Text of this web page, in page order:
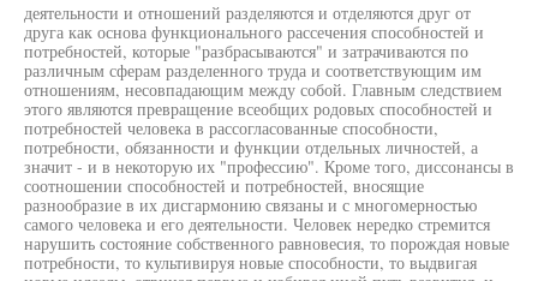
деятельности и отношений разделяются и отделяются друг от
друга как основа функционального рассечения способностей и
потребностей, которые "разбрасываются" и затрачиваются по
различным сферам разделенного труда и соответствующим им
отношениям, несовпадающим между собой. Главным следствием
этого являются превращение всеобщих родовых способностей и
потребностей человека в рассогласованные способности,
потребности, обязанности и функции отдельных личностей, а
значит - и в некоторую их "профессию". Кроме того, диссонансы в
соотношении способностей и потребностей, вносящие
разнообразие в их дисгармонию связаны и с многомерностью
самого человека и его деятельности. Человек нередко стремится
нарушить состояние собственного равновесия, то порождая новые
потребности, то культивируя новые способности, то выдвигая